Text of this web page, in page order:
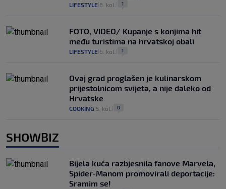
LIFESTYLE 6. kol. 1
FOTO, VIDEO/ Kupanje s konjima hit
među turistima na hrvatskoj obali
LIFESTYLE 6. kol. 1
Ovaj grad proglašen je kulinarskom
prijestolnicom svijeta, a nije daleko od
Hrvatske
COOKING 5. kol. 0
SHOWBIZ
Bijela kuća razbjesnila fanove Marvela,
Spider-Manom promovirali deportacije:
Sramim se!